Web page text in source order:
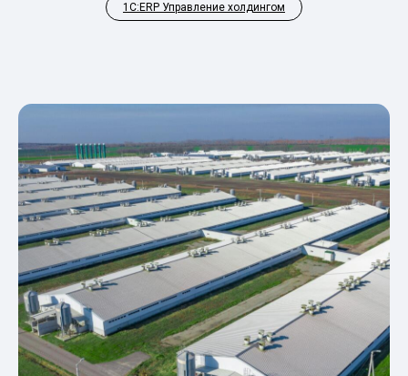
1С:ERP Управление холдингом